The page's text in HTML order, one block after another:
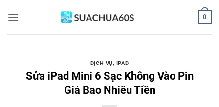
qua
0
DỊCH VỤ, IPAD
Sửa iPad Mini 6 Sạc Không Vào Pin
Giá Bao Nhiêu Tiền